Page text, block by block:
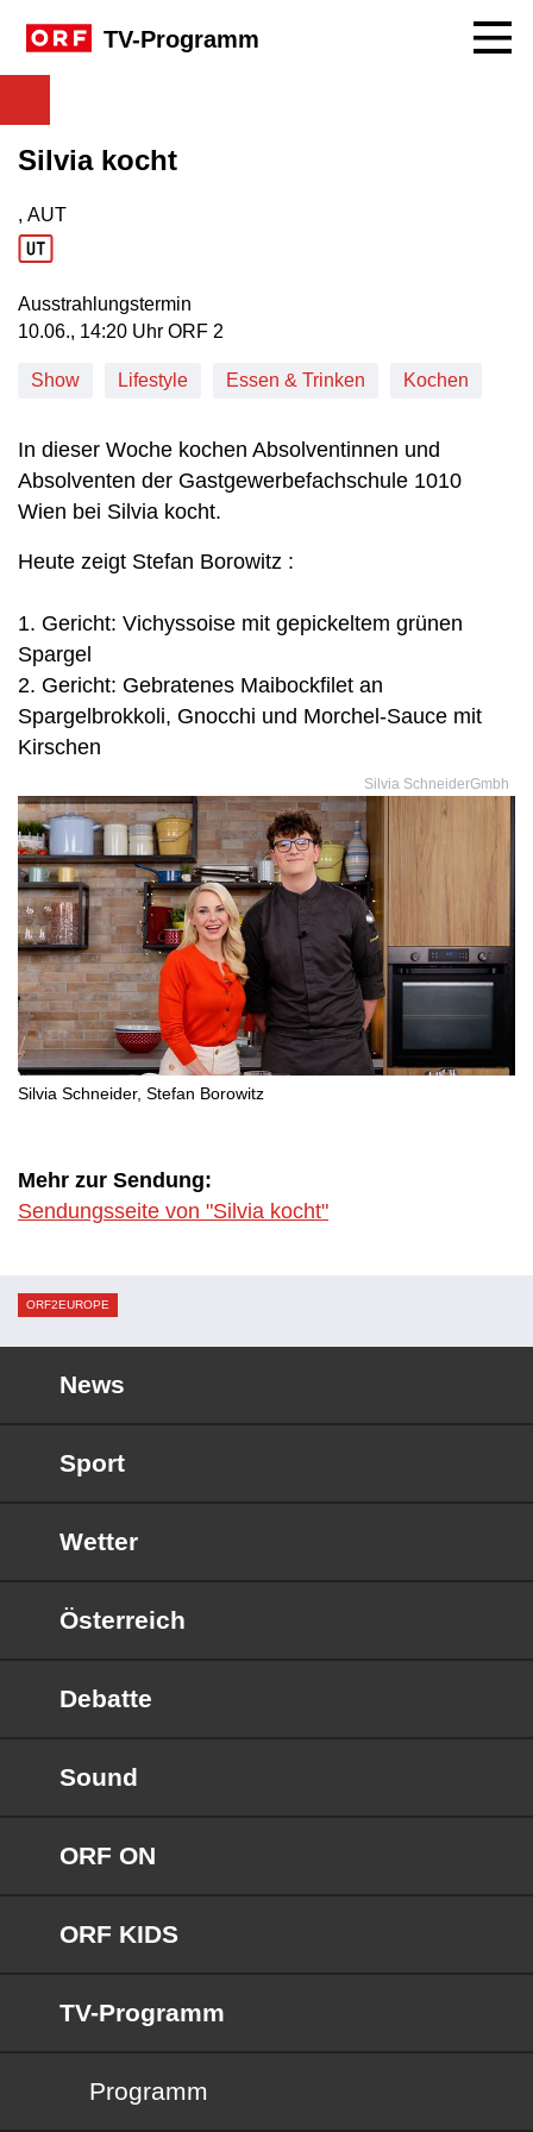
TV-Programm
Silvia kocht
Produktionsland: AUT
, AUT
Ausstrahlungstermin
10. Juni, 14:20 Uhr in ORF 2
10.06., 14:20 Uhr ORF 2
Show Lifestyle Essen & Trinken Kochen
In dieser Woche kochen Absolventinnen und
Absolventen der Gastgewerbefachschule 1010
Wien bei Silvia kocht.
Heute zeigt Stefan Borowitz :
1. Gericht: Vichyssoise mit gepickeltem grünen
Spargel
2. Gericht: Gebratenes Maibockfilet an
Spargelbrokkoli, Gnocchi und Morchel-Sauce mit
Kirschen
Silvia SchneiderGmbh
Silvia Schneider, Stefan Borowitz
Mehr zur Sendung:
Sendungsseite von "Silvia kocht"
ORF2EUROPE
News
Sport
Wetter
Österreich
Debatte
Sound
ORF ON
ORF KIDS
TV-Programm
Programm